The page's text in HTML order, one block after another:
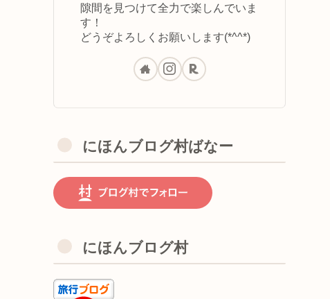
隙間を見つけて全力で楽しんでいま
す！
どうぞよろしくお願いします(*^^*)
にほんブログ村ばなー
にほんブログ村